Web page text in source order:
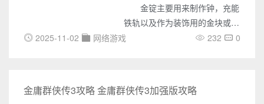
金锭主要用来制作钟，充能
铁轨以及作为装饰用的金块或是
装备，像是工具和盔甲。金制的
具是相当不实用的，会使用它的
232 0
2025-11-02 网络游戏
金庸群侠传3攻略 金庸群侠传3加强版攻略